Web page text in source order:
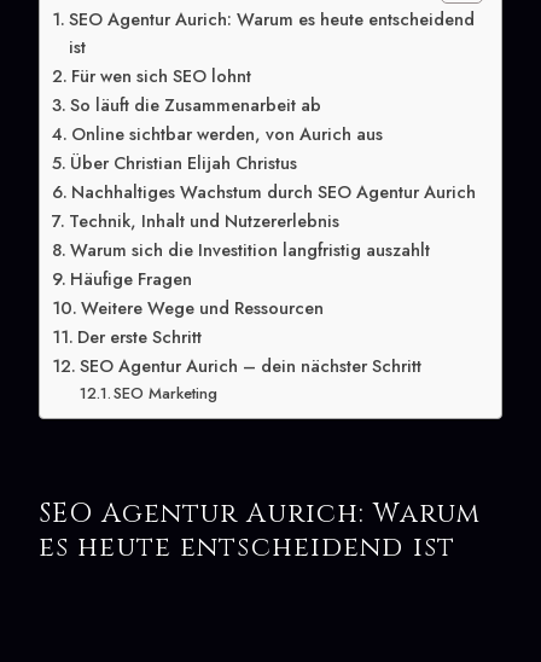
SEO Agentur Aurich: Warum es heute entscheidend
ist
Für wen sich SEO lohnt
So läuft die Zusammenarbeit ab
Online sichtbar werden, von Aurich aus
Über Christian Elijah Christus
Nachhaltiges Wachstum durch SEO Agentur Aurich
Technik, Inhalt und Nutzererlebnis
Warum sich die Investition langfristig auszahlt
Häufige Fragen
Weitere Wege und Ressourcen
Der erste Schritt
SEO Agentur Aurich – dein nächster Schritt
SEO Marketing
SEO Agentur Aurich: Warum
es heute entscheidend ist